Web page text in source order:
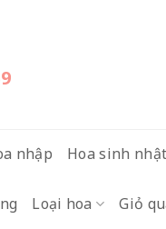
nhập Hoa sinh nhật
Loại hoa Giỏ